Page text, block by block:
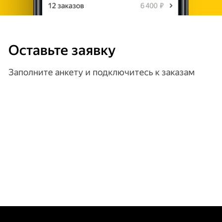
Оставьте заявку
Заполните анкету и подключитесь к заказам